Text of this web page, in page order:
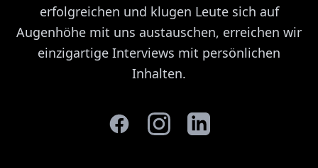
erfolgreichen und klugen Leute sich auf
Augenhöhe mit uns austauschen, erreichen wir
einzigartige Interviews mit persönlichen
Inhalten.